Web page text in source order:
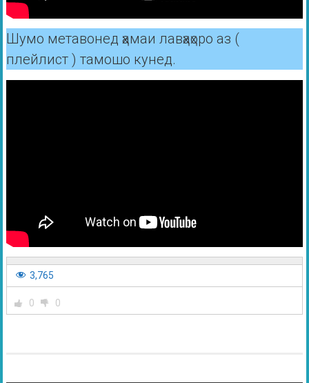
Шумо метавонед ҳамаи лавҳаҳоро аз (
плейлист ) тамошо кунед.
3,765
0 0